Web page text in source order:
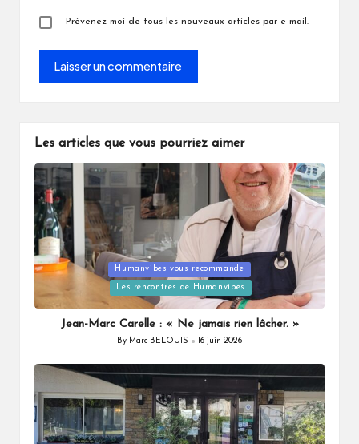
Prévenez-moi de tous les nouveaux articles par e-mail.
Les articles que vous pourriez aimer
Posted
Humanvibes vous recommande
Les rencontres de Humanvibes
Jean-Marc Carelle : « Ne jamais rien lâcher. »
Posted
By Marc BELOUIS 16 juin 2026